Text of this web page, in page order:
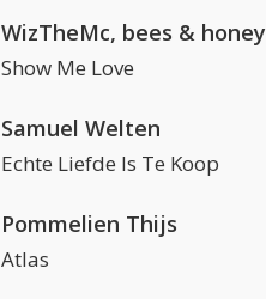
WizTheMc, bees & honey
Show Me Love
Samuel Welten
Echte Liefde Is Te Koop
Pommelien Thijs
Atlas